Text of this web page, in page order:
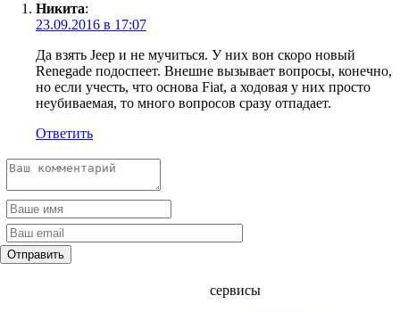
Никита:
23.09.2016 в 17:07
Да взять Jeep и не мучиться. У них вон скоро новый
Renegade подоспеет. Внешне вызывает вопросы, конечно,
но если учесть, что основа Fiat, а ходовая у них просто
неубиваемая, то много вопросов сразу отпадает.
Ответить
сервисы